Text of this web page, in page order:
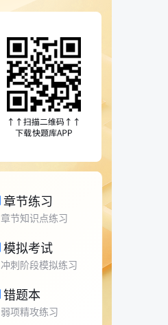
章节练习
章节知识点练习
模拟考试
冲刺阶段模拟练习
错题本
弱项精攻练习